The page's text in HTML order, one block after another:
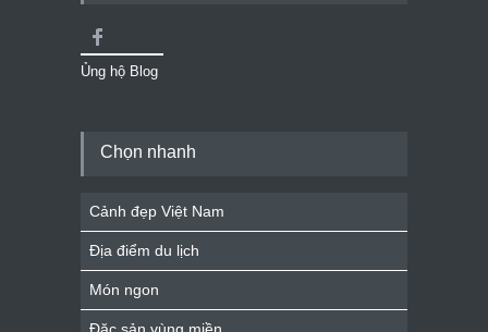
Ủng hộ Blog
Chọn nhanh
Cảnh đẹp Việt Nam
Địa điểm du lịch
Món ngon
Đặc sản vùng miền